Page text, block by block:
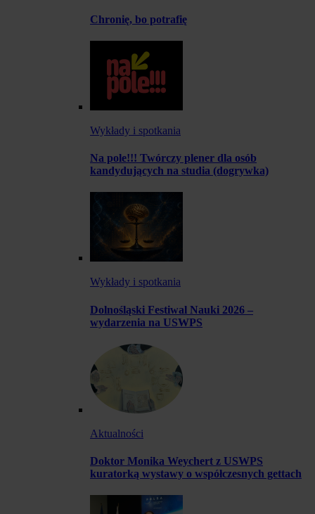
Chronię, bo potrafię
Wykłady i spotkania
Na pole!!! Twórczy plener dla osób
kandydujących na studia (dogrywka)
Wykłady i spotkania
Dolnośląski Festiwal Nauki 2026 –
wydarzenia na USWPS
Aktualności
Doktor Monika Weychert z USWPS
kuratorką wystawy o współczesnych gettach